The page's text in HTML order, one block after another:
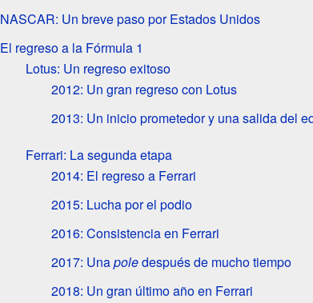
NASCAR: Un breve paso por Estados Unidos
El regreso a la Fórmula 1
Lotus: Un regreso exitoso
2012: Un gran regreso con Lotus
2013: Un inicio prometedor y una salida del
Ferrari: La segunda etapa
2014: El regreso a Ferrari
2015: Lucha por el podio
2016: Consistencia en Ferrari
2017: Unapoledespués de mucho tiempo
2018: Un gran último año en Ferrari